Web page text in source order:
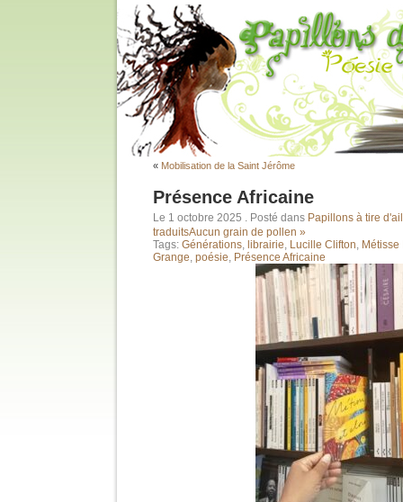
« Mobilisation de la Saint Jérôme
Présence Africaine
Le 1 octobre 2025 . Posté dans Papillons à tire
traduitsAucun grain de pollen »
Tags: Générations, librairie, Lucille Clifton, Métisse
Grange, poésie, Présence Africaine